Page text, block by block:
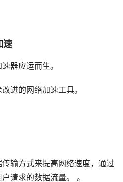
速
器应运而生。
进的网络加速工具。
输方式来提高网络速度，通过
请求的数据流量。 。